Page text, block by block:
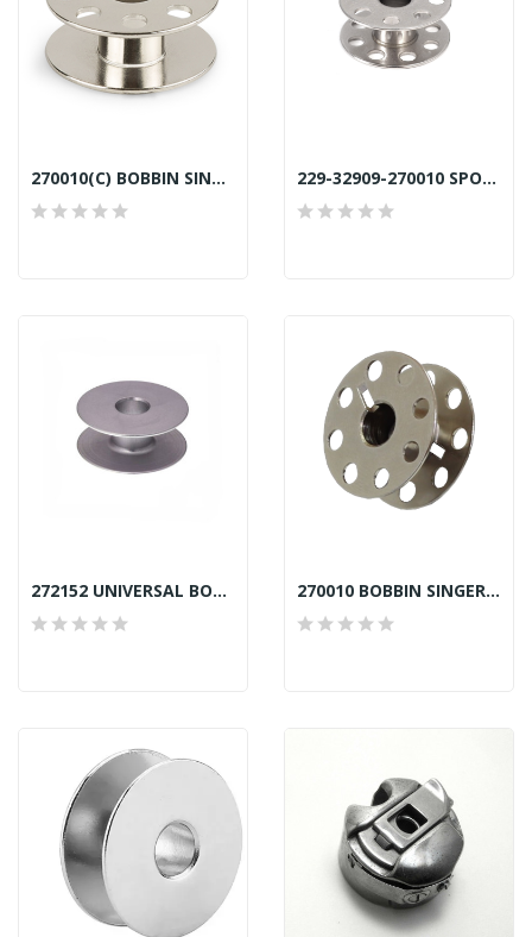
270010(C) BOBBIN SINGER TAIWAN 229-32909-270010 SPOOL JUKI SEKI
272152 UNIVERSAL BOBBIN ALUMINIUM TOWA... 270010 BOBBIN SINGER SEKI JAPAN